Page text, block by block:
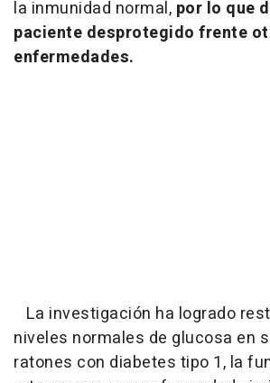
la inmunidad normal, por lo que
paciente desprotegido frente
enfermedades.
La investigación ha logrado
niveles normales de glucosa en
ratones con diabetes tipo 1, la